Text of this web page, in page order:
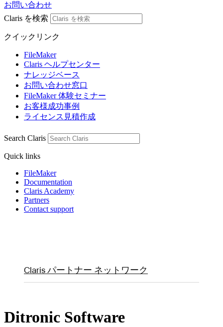
お問い合わせ
Claris を検索
クイックリンク
FileMaker
Claris ヘルプセンター
ナレッジベース
お問い合わせ窓口
FileMaker 体験セミナー
お客様成功事例
ライセンス見積作成
Search Claris
Quick links
FileMaker
Documentation
Claris Academy
Partners
Contact support
Claris パートナー ネットワーク
Ditronic Software